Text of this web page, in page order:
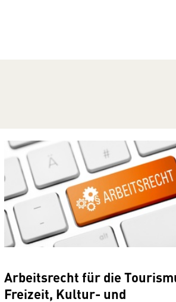
Arbeitsrecht für die
Freizeit, Kultur- und